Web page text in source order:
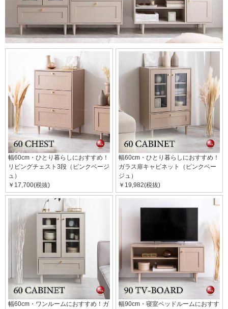
幅60cm・ひとり暮らしにおすすめ！
リビングチェスト3段（ピンクベージ
ュ）
￥17,700(税抜)
幅60cm・ひとり暮らしにおすすめ！
ガラス扉キャビネット（ピンクベー
ジュ）
￥19,982(税抜)
幅60cm・ワンルームにおすすめ！ガ
幅90cm・寝室ベッドルームにおすす